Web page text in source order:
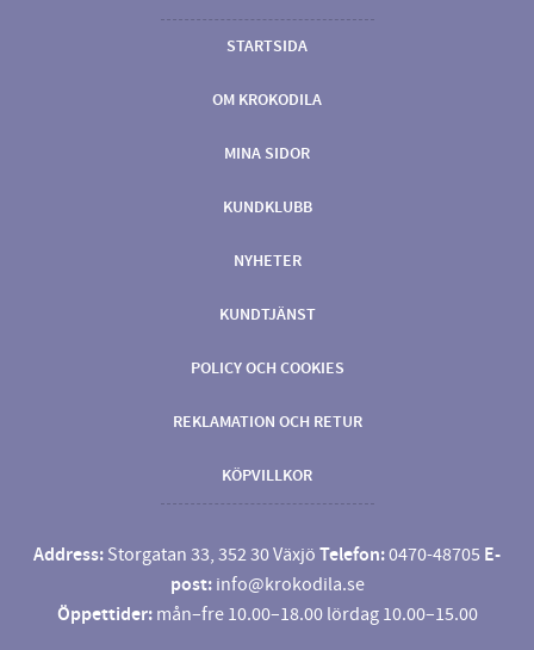
STARTSIDA
OM KROKODILA
MINA SIDOR
KUNDKLUBB
NYHETER
KUNDTJÄNST
POLICY OCH COOKIES
REKLAMATION OCH RETUR
KÖPVILLKOR
Address: Storgatan 33, 352 30 Växjö Telefon:0470-48705 E-
post: info@krokodila.se
Öppettider:mån–fre 10.00–18.00 lördag 10.00–15.00